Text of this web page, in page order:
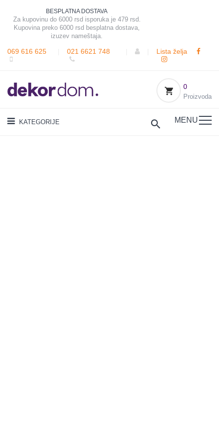
BESPLATNA DOSTAVA
Za kupovinu do 6000 rsd isporuka je 479 rsd.
Kupovina preko 6000 rsd besplatna dostava,
izuzev nameštaja.
069 616 625 021 6621 748 Lista želja
0
Proizvoda
KATEGORIJE MENU